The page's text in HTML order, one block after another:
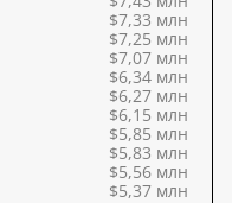
$7,33 млн
$7,25 млн
$7,07 млн
$6,34 млн
$6,27 млн
$6,15 млн
$5,85 млн
$5,83 млн
$5,56 млн
$5,37 млн